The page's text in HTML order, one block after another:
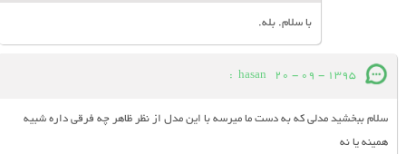
با سلام. بله.
hasan 20 - 09 - 1395
:
سلام ببخشید مدلی که به دست ما میرسه با این مدل از نظر ظاهر چه فرقی داره شبیه
همینه یا نه